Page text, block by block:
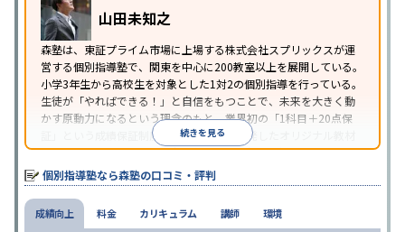
山田未知之
森塾は、東証プライム市場に上場する株式会社スプリックスが運
営する個別指導塾で、関東を中心に200教室以上を展開している。
小学3年生から高校生を対象とした1対2の個別指導を行っている。
生徒が「やればできる！」と自信をもつことで、未来を大きく動
かす原動力になるという理念のもと、業界初の「1科目＋20点保
証」という成績保証制度を採用。同社が開発したオリジナル教材
「フォレスタシリーズ」は全国各地の学習塾でも採用されてい
る。
続きを見る
個別指導塾なら森塾の口コミ・評判
成績向上 料金 カリキュラム 講師 環境